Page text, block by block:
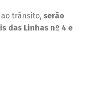
trânsito, serão
das Linhas nº 4 e